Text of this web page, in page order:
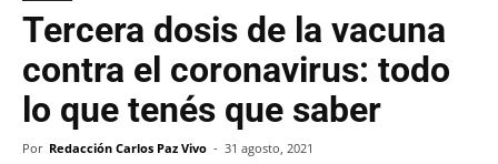
Tercera dosis de la vacuna
contra el coronavirus: todo
lo que tenés que saber
Por Redacción Carlos Paz Vivo - 31 agosto, 2021